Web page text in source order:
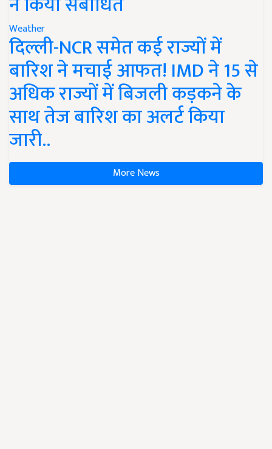
Weather
दिल्ली-NCR समेत कई राज्यों में
बारिश ने मचाई आफत! IMD ने 15 से
अधिक राज्यों में बिजली कड़कने के
साथ तेज बारिश का अलर्ट किया
जारी..
More News